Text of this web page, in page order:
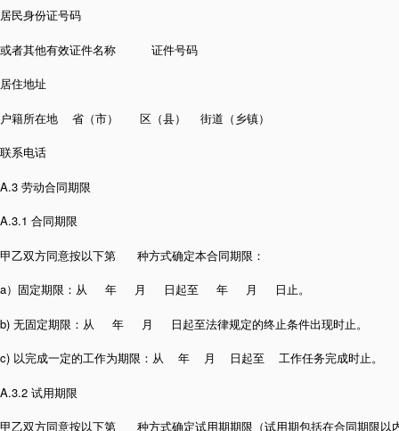
居民身份证号码
或者其他有效证件名称 证件号码
居住地址
户籍所在地 省（市） 区（县） 街道（乡镇）
联系电话
A.3 劳动合同期限
A.3.1 合同期限
甲乙双方同意按以下第 种方式确定本合同期限：
a）固定期限：从 年 月 日起至 年 月 日止。
b) 无固定期限：从 年 月 日起至法律规定的终止条件出现时止。
c) 以完成一定的工作为期限：从 年 月 日起至 工作任务完成时止。
A.3.2 试用期限
甲乙双方同意按以下第 种方式确定试用期期限（试用期包括在合同期限以